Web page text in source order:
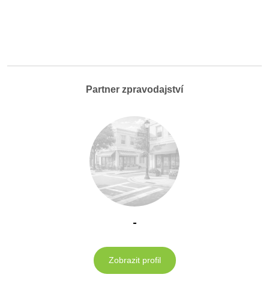
Partner zpravodajství
-
Zobrazit profil